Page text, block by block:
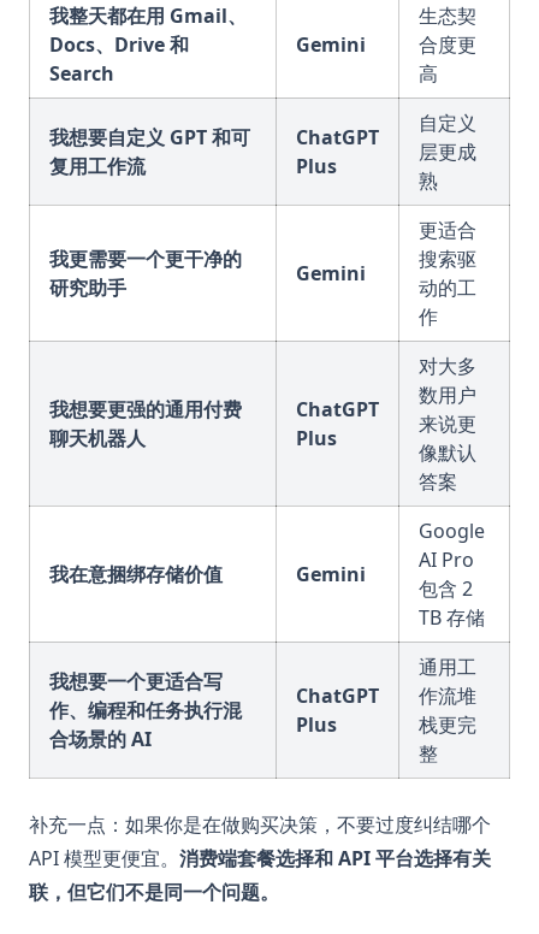
我整天都在用 Gmail、
Docs、Drive 和
Search
Gemini
生态契
合度更
高
我想要自定义 GPT 和可
复用工作流
ChatGPT
Plus
自定义
层更成
熟
我更需要一个更干净的
研究助手
Gemini
更适合
搜索驱
动的工
作
我想要更强的通用付费
聊天机器人
ChatGPT
Plus
对大多
数用户
来说更
像默认
答案
我在意捆绑存储价值 Gemini
Google
AI Pro
包含 2
TB 存储
我想要一个更适合写
作、编程和任务执行混
合场景的 AI
ChatGPT
Plus
通用工
作流堆
栈更完
整
补充一点：如果你是在做购买决策，不要过度纠结哪个
API 模型更便宜。 消费端套餐选择和 API 平台选择有关
联，但它们不是同一个问题。